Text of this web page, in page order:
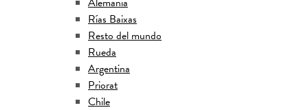
Rías Baixas
Resto del mundo
Rueda
Argentina
Priorat
Chile